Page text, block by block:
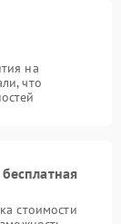
на
что
стоимости